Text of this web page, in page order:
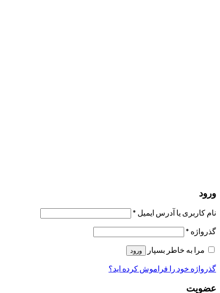
ورود
نام کاربری یا آدرس ایمیل *
گذرواژه *
مرا به خاطر بسپار
ورود
گذرواژه خود را فراموش کرده اید؟
عضویت